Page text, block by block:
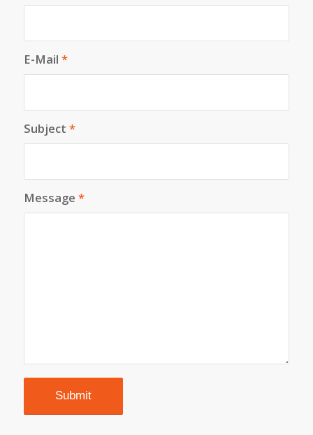
E-Mail *
Subject *
Message *